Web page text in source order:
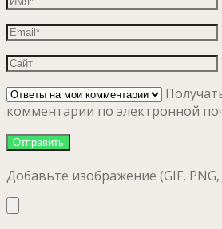
комментарии по электронной
Добавьте изображение (GIF, PNG,